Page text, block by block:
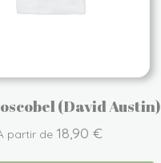
(David Austin)
partir de 18,90€